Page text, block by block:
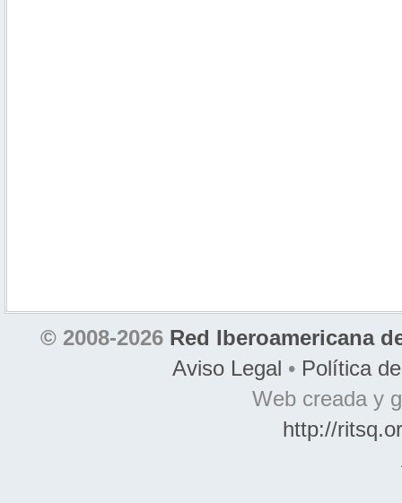
© 2008-2026 Red Iberoamericana
Aviso Legal • Política
Web creada y
http://